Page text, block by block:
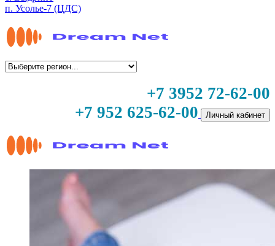
п. Усолье-7 (ЦДС)
+7 3952 72-62-00
+7 952 625-62-00
Личный кабинет